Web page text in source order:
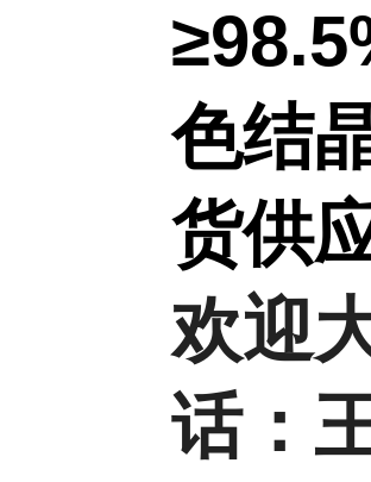
色结
货供
欢迎
话：